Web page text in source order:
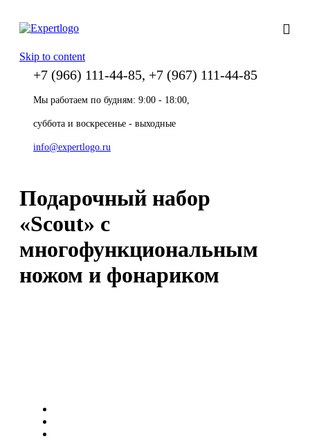
Skip to content
+7 (966) 111-44-85, +7 (967) 111-44-85
Мы работаем по будням: 9:00 - 18:00,
суббота и воскресенье - выходные
info@expertlogo.ru
Подарочный набор
«Scout» с
многофункциональным
ножом и фонариком